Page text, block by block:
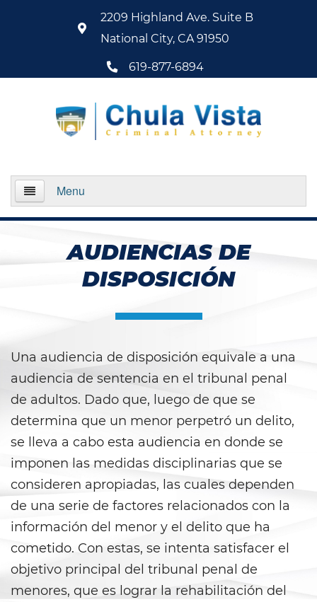
2209 Highland Ave. Suite B
National City, CA 91950
619-877-6894
Menu
About Us
Asalto y Agresión
Agresión que Causa Lesiones
Corporales Graves
Asalto con Arma Mortal
Asalto con Químicos Cáusticos
Agresión contra un Agente del
Asalto contra un Funcionario
Público
Asalto Simple
AUDIENCIAS DE
DISPOSICIÓN
Una audiencia de disposición equivale a una
audiencia de sentencia en el tribunal penal
de adultos. Dado que, luego de que se
determina que un menor perpetró un delito,
se lleva a cabo esta audiencia en donde se
imponen las medidas disciplinarias que se
consideren apropiadas, las cuales dependen
de una serie de factores relacionados con la
información del menor y el delito que ha
cometido. Con estas, se intenta satisfacer el
objetivo principal del tribunal penal de
menores, que es lograr la rehabilitación del